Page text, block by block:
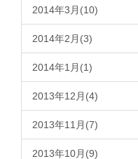
2014年3月(10)
2014年2月(3)
2014年1月(1)
2013年12月(4)
2013年11月(7)
2013年10月(9)